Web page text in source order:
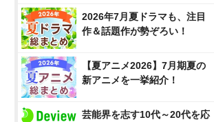
2026年7月夏ドラマも、注目
作＆話題作が勢ぞろい！
【夏アニメ2026】7月期夏の
新アニメを一挙紹介！
芸能界を志す10代～20代を応